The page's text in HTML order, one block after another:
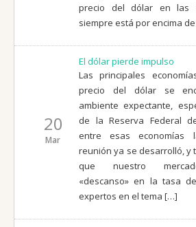
precio del dólar en las
siempre está por encima
20
Mar
El dólar pierde impulso
Las principales
precio del dólar se
ambiente expectante,
de la Reserva Federal
entre esas economías
reunión ya se desarrolló, y
que nuestro
«descanso» en la tasa
expertos en el tema […]